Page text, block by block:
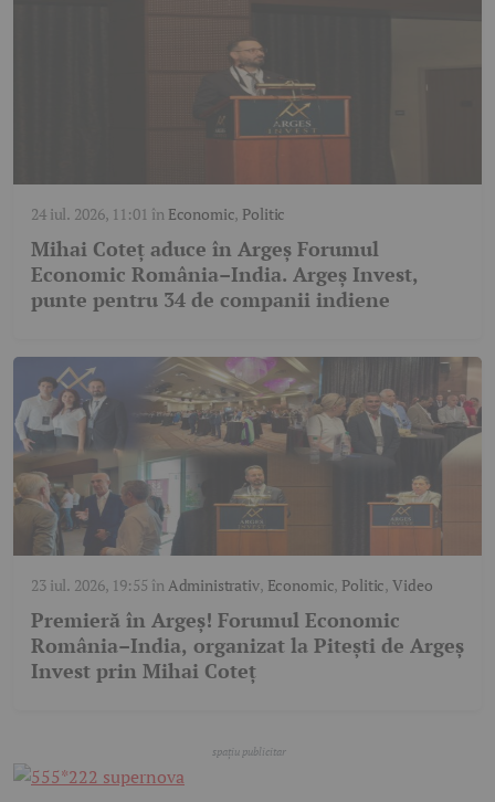
24 iul. 2026, 11:01 în Economic, Politic
Mihai Coteț aduce în Argeș Forumul
Economic România–India. Argeș Invest,
punte pentru 34 de companii indiene
23 iul. 2026, 19:55 în Administrativ, Economic, Politic,Video
Premieră în Argeș! Forumul Economic
România–India, organizat la Pitești de Argeș
Invest prin Mihai Coteț